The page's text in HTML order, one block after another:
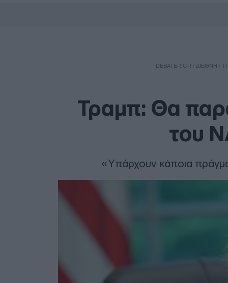
DEBATER.GR / ΔΙΕΘΝΗ /
Τραμπ: Θα
του
«Υπάρχουν κάποια